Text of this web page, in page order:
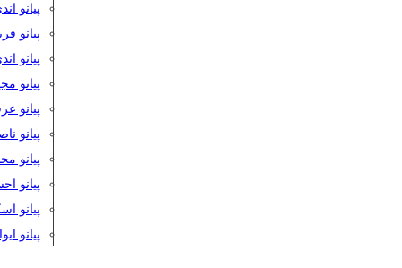
پیانو
پیانو
پیانو
پیانو
پیانو
پیانو
پیانو
پیانو
پیانو
پیانو